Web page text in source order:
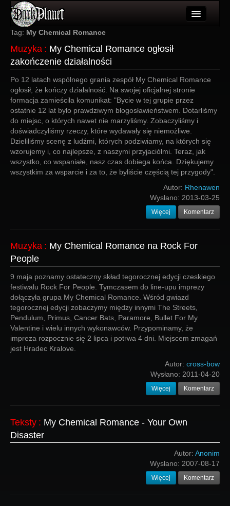
Artykuły
Użytkownicy
Wydarzenia
Galeria
Forum
Więcej
Login
Tag: My Chemical Romance
Muzyka : My Chemical Romance ogłosił
zakończenie działalności
Po 12 latach wspólnego grania zespół My Chemical Romance
ogłosił, że kończy działalność. Na swojej oficjalnej stronie
formacja zamieściła komunikat: "Bycie w tej grupie przez
ostatnie 12 lat było prawdziwym błogosławieństwem. Dotarliśmy
do miejsc, o których nawet nie marzyliśmy. Zobaczyliśmy i
doświadczyliśmy rzeczy, które wydawały się niemożliwe.
Dzieliliśmy scenę z ludźmi, których podziwiamy, na których się
wzorujemy i, co najlepsze, z naszymi przyjaciółmi. Teraz, jak
wszystko, co wspaniałe, nasz czas dobiega końca. Dziękujemy
wszystkim za wsparcie i za to, że byliście częścią tej przygody".
Autor: Rhenawen
Wysłano: 2013-03-25
Więcej Komentarz
Muzyka : My Chemical Romance na Rock For
People
9 maja poznamy ostateczny skład tegorocznej edycji czeskiego
festiwalu Rock For People. Tymczasem do line-upu imprezy
dołączyła grupa My Chemical Romance. Wśród gwiazd
tegorocznej edycji zobaczymy między innymi The Streets,
Pendulum, Primus, Cancer Bats, Paramore, Bullet For My
Valentine i wielu innych wykonawców. Przypominamy, że
impreza rozpocznie się 2 lipca i potrwa 4 dni. Miejscem zmagań
jest Hradec Kralove.
Autor: cross-bow
Wysłano: 2011-04-20
Więcej Komentarz
Teksty : My Chemical Romance - Your Own
Disaster
Autor: Anonim
Wysłano: 2007-08-17
Więcej Komentarz